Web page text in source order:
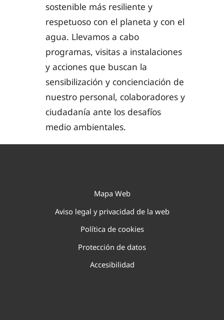
sostenible más resiliente y
respetuoso con el planeta y con el
agua. Llevamos a cabo
programas, visitas a instalaciones
y acciones que buscan la
sensibilización y concienciación de
nuestro personal, colaboradores y
ciudadanía ante los desafíos
medio ambientales.
Mapa Web
Aviso legal y privacidad de la web
Política de cookies
Protección de datos
Accesibilidad